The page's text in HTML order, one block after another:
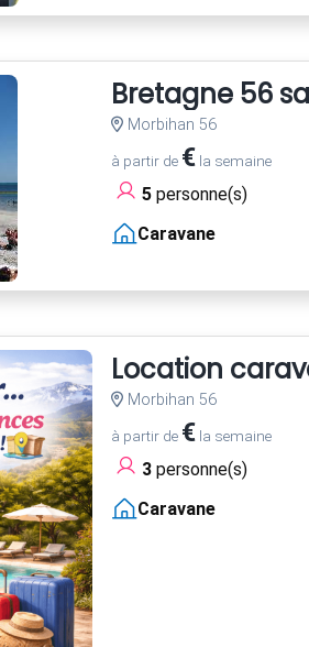
Bretagne 56
Morbihan 56
à partir de €la semaine
5personne(s)
Caravane
Location
Morbihan 56
à partir de €la semaine
3personne(s)
Caravane